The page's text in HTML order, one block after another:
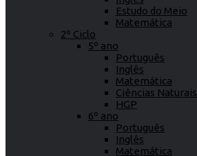
Estudo do Meio
Matemática
2º Ciclo
5º ano
Português
Inglês
Matemática
Ciências Naturais
HGP
6º ano
Português
Inglês
Matemática